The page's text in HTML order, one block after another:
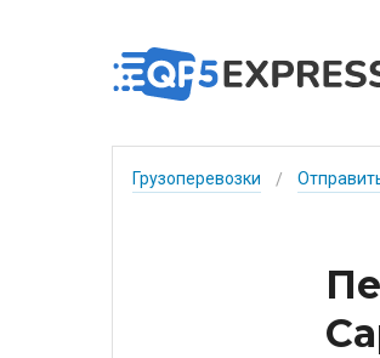
Грузоперевозки /